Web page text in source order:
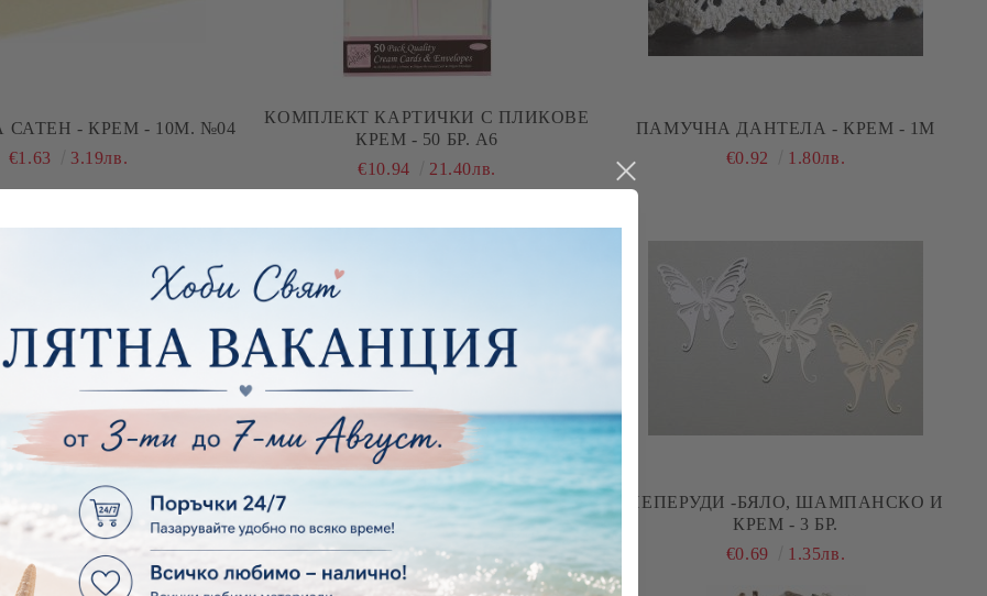
- КРЕМ - 10М. №04
€1.63
3.19лв.
КОМПЛЕКТ КАРТИЧКИ С ПЛИКОВЕ
КРЕМ - 50 БР. А6
€10.94
21.40лв.
ПАМУЧНА ДАНТЕЛА - КРЕМ - 1М
€0.92
1.80лв.
- КРЕМ - 5,00 СМ /
1 М.
2.41лв.
ЦВЕТЯ ОТ ПЛАТ - РОЗИ - КРЕМ С
ОРГАНЗА - 6 БР
€1.64
3.21лв.
ПЕПЕРУДИ -БЯЛО, ШАМПАНСКО И
КРЕМ - 3 БР.
€0.69
1.35лв.